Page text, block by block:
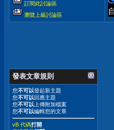
訂閱此討論區
瀏覽上級討論區
發表文章規則
您不可以發起新主題
您不可以回應主題
您不可以 上傳附加檔案
您不可以編輯您的文章
vB 代碼打開